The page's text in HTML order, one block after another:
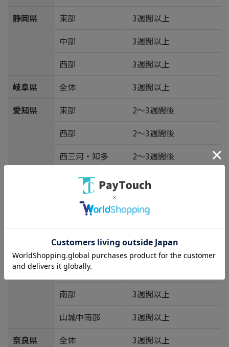
静岡県
東部
3週間以上
中部
3週間以上
西部
3週間以上
岐阜県
全体
3週間以上
愛知県
東部
2～3週間後
西部
2～3週間後
西三河・知多
2～3週間後
北中部
3週間以上
滋賀県
北部
3週間以上
南部
3週間以上
京都府
北部
南部
3週間以上
山城中南部
3週間以上
奈良県
全体
3週間以上